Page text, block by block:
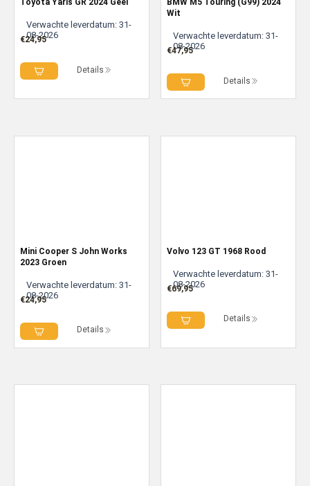
Toyota Yaris GR 2024 Geel
Verwachte leverdatum: 31-
08-2026
€24,95
Details
BMW M5 Touring (G99) 2024
Wit
Verwachte leverdatum: 31-
08-2026
€47,95
Details
Mini Cooper S John Works
2023 Groen
Verwachte leverdatum: 31-
08-2026
€24,95
Details
Volvo 123 GT 1968 Rood
Verwachte leverdatum: 31-
08-2026
€69,95
Details